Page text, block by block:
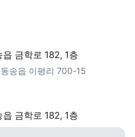
금학로 182, 1층
송읍 이평리 700-15
금학로 182, 1층